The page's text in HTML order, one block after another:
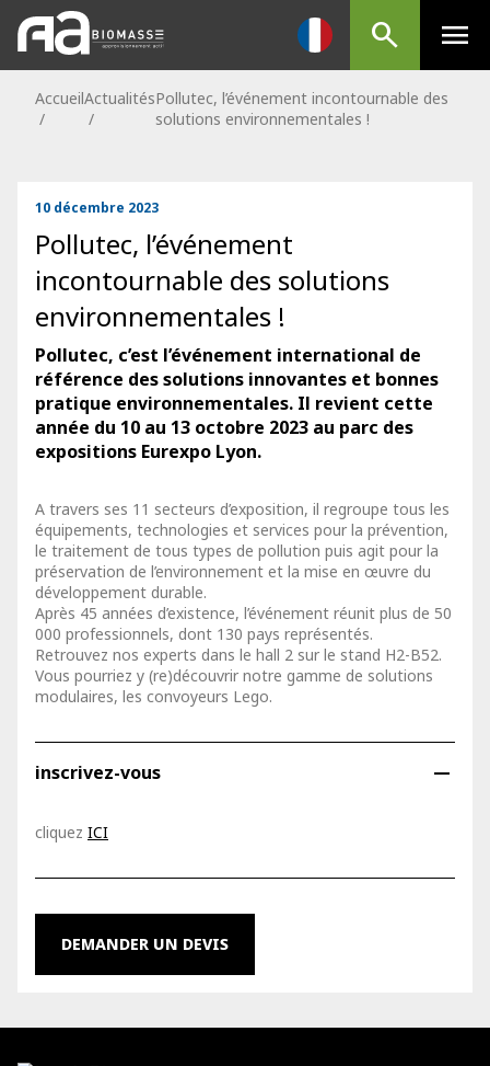
search menu
Accueil
/
Actualités
/
Pollutec, l’événement incontournable des
solutions environnementales !
10 décembre 2023
Pollutec, l’événement
incontournable des solutions
environnementales !
Pollutec, c’est l’événement international de
référence des solutions innovantes et bonnes
pratique environnementales. Il revient cette
année du 10 au 13 octobre 2023 au parc des
expositions Eurexpo Lyon.
A travers ses 11 secteurs d’exposition, il regroupe tous les
équipements, technologies et services pour la prévention,
le traitement de tous types de pollution puis agit pour la
préservation de l’environnement et la mise en œuvre du
développement durable.
Après 45 années d’existence, l’événement réunit plus de 50
000 professionnels, dont 130 pays représentés.
Retrouvez nos experts dans le hall 2 sur le stand H2-B52.
Vous pourriez y (re)découvrir notre gamme de solutions
modulaires, les convoyeurs Lego.
inscrivez-vous remove
cliquez ICI
DEMANDER UN DEVIS